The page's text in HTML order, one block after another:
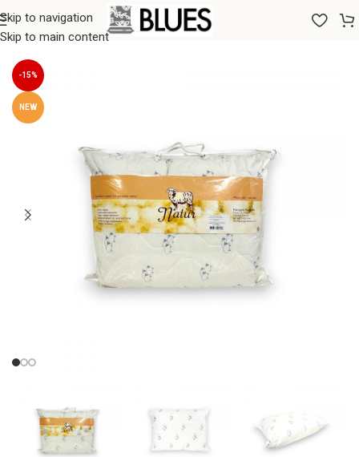
Skip to navigation
Skip to main content
Sākums/Spilveni/Aitas vilnas spilveni
-15%
NEW